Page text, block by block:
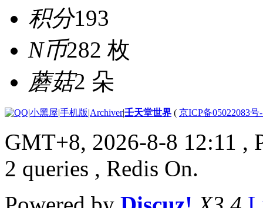
积分193
N币282 枚
蘑菇2 朵
|小黑屋|手机版|Archiver|壬天堂世界 ( 京ICP备05022083号
GMT+8, 2026-8-8 12:11 ,
2 queries , Redis On.